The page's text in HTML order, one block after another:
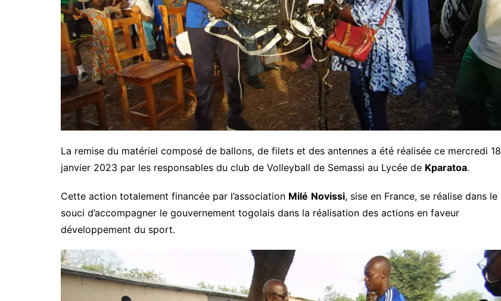
La remise du matériel composé de ballons, de filets et des antennes a été réalisée ce mercredi 18
janvier 2023 par les responsables du club de Volleyball de Semassi au Lycée de Kparatoa.
Cette action totalement financée par l’association Milé Novissi, sise en France, se réalise dans le
souci d’accompagner le gouvernement togolais dans la réalisation des actions en faveur
développement du sport.